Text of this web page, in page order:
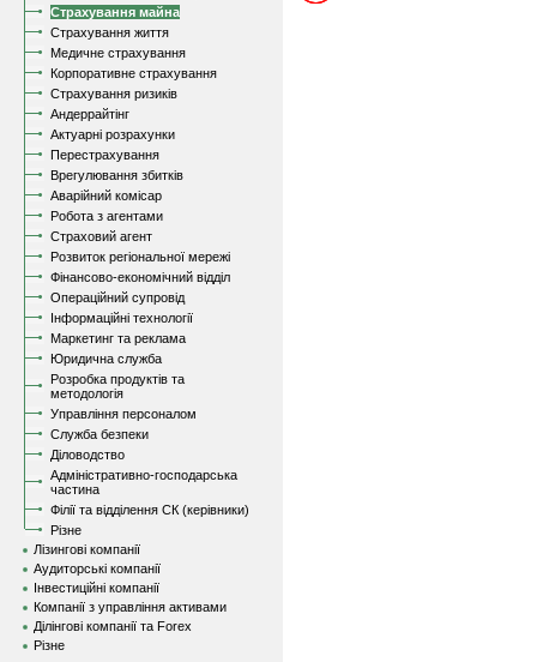
Страхування майна
Страхування життя
Медичне страхування
Корпоративне страхування
Страхування ризиків
Андеррайтінг
Актуарні розрахунки
Перестрахування
Врегулювання збитків
Аварійний комісар
Робота з агентами
Страховий агент
Розвиток регіональної мережі
Фінансово-економічний відділ
Операційний супровід
Інформаційні технології
Маркетинг та реклама
Юридична служба
Розробка продуктів та
методологія
Управління персоналом
Служба безпеки
Діловодство
Адміністративно-господарська
частина
Філії та відділення СК (керівники)
Різне
Лізингові компанії
Аудиторські компанії
Інвестиційні компанії
Компанії з управління активами
Ділінгові компанії та Forex
Різне